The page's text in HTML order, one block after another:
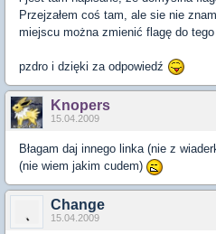
Przejzałem coś tam, ale sie nie
miejscu można zmienić flagę do
pzdro i dzięki za odpowiedź
Knopers
15.04.2009
Błagam daj innego linka (nie z
(nie wiem jakim cudem)
Change
15.04.2009